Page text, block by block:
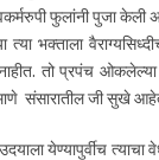
फुलांनी पुजा
भक्ताला
तो प्रपंच ओकलेल्या
संसारातील जी सुखे
येण्यापुर्वीच त्याचा